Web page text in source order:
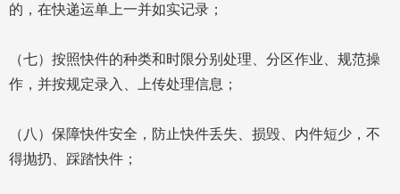
的，在快递运单上一并如实记录；
（七）按照快件的种类和时限分别处理、分区作业、规范操
作，并按规定录入、上传处理信息；
（八）保障快件安全，防止快件丢失、损毁、内件短少，不
得抛扔、踩踏快件；